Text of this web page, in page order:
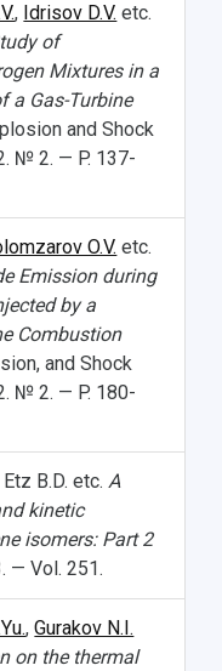
двигателей
кампус
"Одержимы
граждан на
России и
научно-
и грантов
учёный"
, Idrisov D.V. etc.
of
Mixtures in a
a Gas-Turbine
and Shock
№ 2. — P. 137-
O.V. etc.
Emission during
by a
Combustion
and Shock
№ 2. — P. 180-
Etz B.D. etc.A
kinetic
isomers: Part 2
— Vol. 251.
,Gurakov N.I.
on the thermal